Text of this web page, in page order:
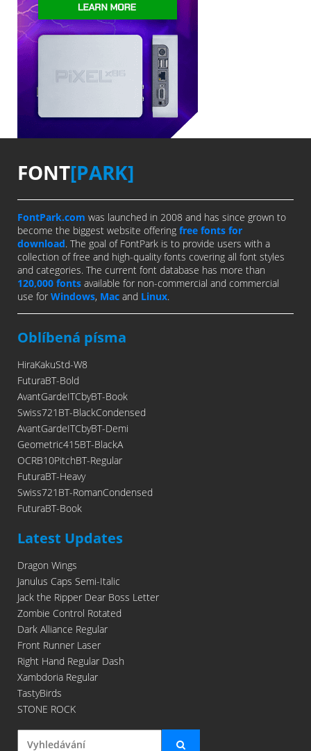
FONT[PARK]
FontPark.com was launched in 2008 and has since grown to
become the biggest website offering free fonts for
download. The goal of FontPark is to provide users with a
collection of free and high-quality fonts covering all font styles
and categories. The current font database has more than
120,000 fonts available for non-commercial and commercial
use for Windows, Mac and Linux.
Oblíbená písma
HiraKakuStd-W8
FuturaBT-Bold
AvantGardeITCbyBT-Book
Swiss721BT-BlackCondensed
AvantGardeITCbyBT-Demi
Geometric415BT-BlackA
OCRB10PitchBT-Regular
FuturaBT-Heavy
Swiss721BT-RomanCondensed
FuturaBT-Book
Latest Updates
Dragon Wings
Janulus Caps Semi-Italic
Jack the Ripper Dear Boss Letter
Zombie Control Rotated
Dark Alliance Regular
Front Runner Laser
Right Hand Regular Dash
Xambdoria Regular
TastyBirds
STONE ROCK